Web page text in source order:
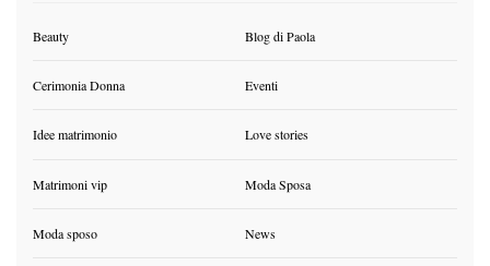
Beauty Blog di Paola
Cerimonia Donna Eventi
Idee matrimonio Love stories
Matrimoni vip Moda Sposa
Moda sposo News